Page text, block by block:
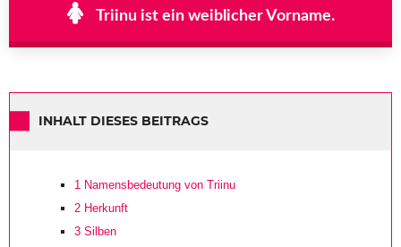
Triinu ist ein weiblicher Vorname.
INHALT DIESES BEITRAGS
1 Namensbedeutung von Triinu
2 Herkunft
3 Silben